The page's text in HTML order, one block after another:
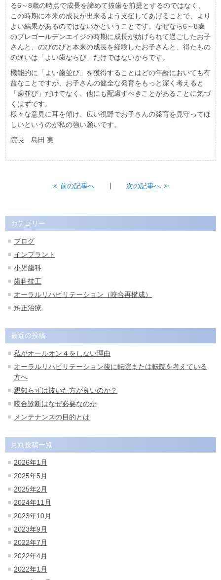
る6～8歳の時点で成長を諦めて抜歯を前提とするのではなく、
この時期に本来の成長が出来るよう支援してあげることで、より
よい結果があるのではないかということです。なぜなら6～8歳
のプレゴールデンエイジの時期に成長が妨げられて過ごしたお子
さんと、のびのびと本来の成長を経験したお子さんと、得たもの
の違いは「よい歯ならび」だけではないからです。
機能的に「よい歯並び」を獲得することはどの年齢においても有
益なことですが、お子さんの健全な発育をもっと深く考えると
「歯並び」だけでなく、他にも配慮すべきことがあることに気づ
くはずです。
様々な意見に耳を傾け、広い視野でお子さんの発育を見守ってほ
しいというのが私の強い願いです。
院長 島田 実
前の記事へ 次の記事へ
カテゴリー
ブログ
インプラント
小児歯科
歯科技工
オーラルリハビリテーション（咬合再構成）
矯正治療
最近の投稿
私がオールオン４をしない理由
オーラルリハビリテーション後に転院または転院を考えている
方へ
親知らずは抜いた方が良いのか？
咬合診断はなぜ必要なのか
メンテナンスの目的とは
月別投稿一覧
2026年1月
2025年5月
2025年2月
2024年11月
2023年10月
2023年9月
2022年7月
2022年4月
2022年1月